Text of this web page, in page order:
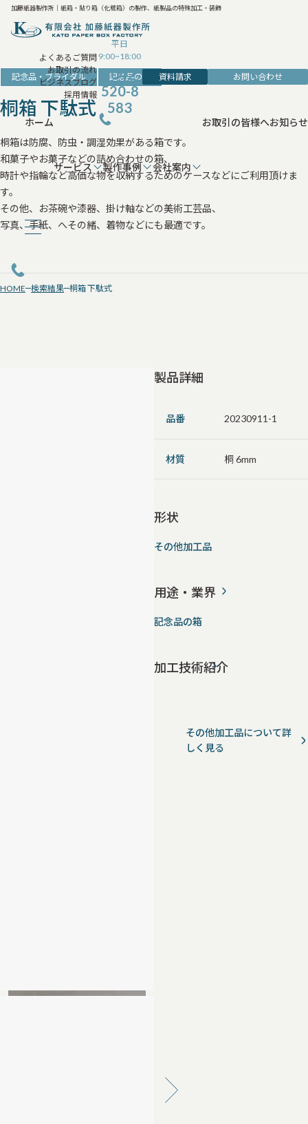
加藤紙器製作所｜紙箱・貼り箱（化粧箱）の製作、紙製品の特殊加工・装飾
よくあるご質問
お取引の流れ
ビジネスブログ
採用情報
平日
9:00~18:00
042-
520-8
583
資料請求 お問い合わせ
ホーム
サービス 製作事例 会社案内
お取引の皆様へお知らせ
記念品・ブライダル 記念品の箱
桐箱 下駄式
桐箱は防腐、防虫・調湿効果がある箱です。
和菓子やお菓子などの詰め合わせの箱、
時計や指輪など高価な物を収納するためのケースなどにご利用頂けま
す。
その他、お茶碗や漆器、掛け軸などの美術工芸品、
写真、手紙、へその緒、着物などにも最適です。
HOME 検索結果 桐箱 下駄式
製品詳細
品番 20230911-1
材質 桐 6mm
形状
その他加工品
用途・業界
記念品の箱
加工技術紹介
その他加工品について詳
しく見る